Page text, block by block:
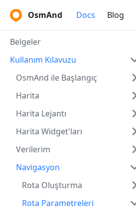
OsmAnd Docs Blog
Belgeler
Kullanım Kılavuzu
OsmAnd ile Başlangıç
Harita
Harita Lejantı
Harita Widget'ları
Verilerim
Navigasyon
Rota Oluşturma
Rota Parametreleri